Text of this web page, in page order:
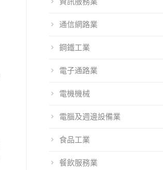
通信網路業
鋼鐵工業
電子通路業
電機機械
電腦及週邊設備業
食品工業
餐飲服務業